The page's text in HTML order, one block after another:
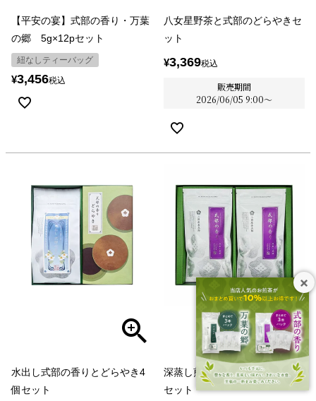
【平安の宴】式部の香り・万葉
の郷 5g×12pセット
紐なしティーバッグ
¥3,456税込
八女星野茶と式部のどらやきセ
ット
¥3,369税込
販売期間
2026/06/05 9:00〜
水出し式部の香りとどらやき4
個セット
深蒸し煎茶 式部の香り80g ２本
セット